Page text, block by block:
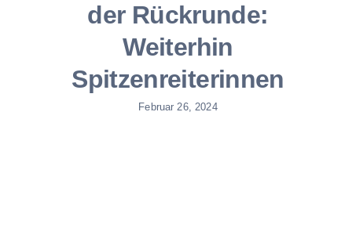
der Rückrunde:
Weiterhin
Spitzenreiterinnen
Februar 26, 2024